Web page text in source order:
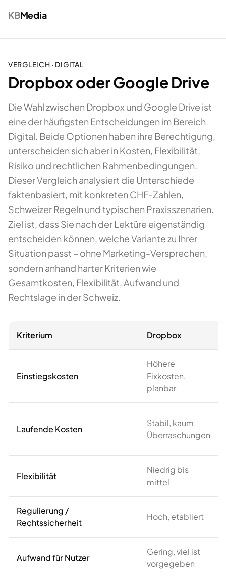
KBMedia
VERGLEICH · DIGITAL
Dropbox oder Google Drive
Die Wahl zwischen Dropbox und Google Drive ist
eine der häufigsten Entscheidungen im Bereich
Digital. Beide Optionen haben ihre Berechtigung,
unterscheiden sich aber in Kosten, Flexibilität,
Risiko und rechtlichen Rahmenbedingungen.
Dieser Vergleich analysiert die Unterschiede
faktenbasiert, mit konkreten CHF-Zahlen,
Schweizer Regeln und typischen Praxisszenarien.
Ziel ist, dass Sie nach der Lektüre eigenständig
entscheiden können, welche Variante zu Ihrer
Situation passt – ohne Marketing-Versprechen,
sondern anhand harter Kriterien wie
Gesamtkosten, Flexibilität, Aufwand und
Rechtslage in der Schweiz.
Kriterium Dropbox
Einstiegskosten
Höhere
Fixkosten,
planbar
Laufende Kosten
Stabil, kaum
Überraschungen
Flexibilität
Niedrig bis
mittel
Regulierung /
Rechtssicherheit
Hoch, etabliert
Aufwand für Nutzer
Gering, viel ist
vorgegeben